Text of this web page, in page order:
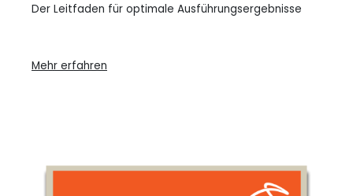
Der Leitfaden für optimale Ausführungsergebnisse
Mehr erfahren